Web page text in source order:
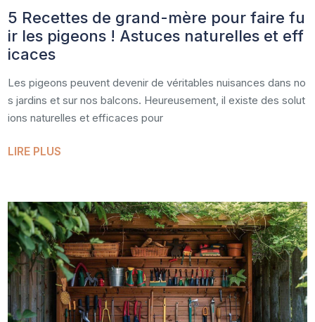
5 Recettes de grand-mère pour faire fu
ir les pigeons ! Astuces naturelles et eff
icaces
Les pigeons peuvent devenir de véritables nuisances dans no
s jardins et sur nos balcons. Heureusement, il existe des solut
ions naturelles et efficaces pour
LIRE PLUS